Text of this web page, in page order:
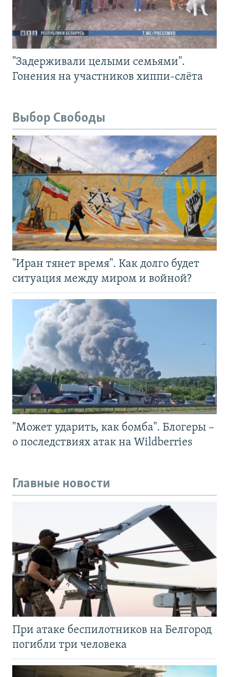
"Задерживали целыми семьями".
Гонения на участников хиппи-слёта
Выбор Свободы
"Иран тянет время". Как долго будет
ситуация между миром и войной?
"Может ударить, как бомба". Блогеры –
о последствиях атак на Wildberries
Главные новости
При атаке беспилотников на Белгород
погибли три человека